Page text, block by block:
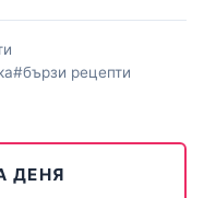
#бързи рецепти
ДЕНЯ